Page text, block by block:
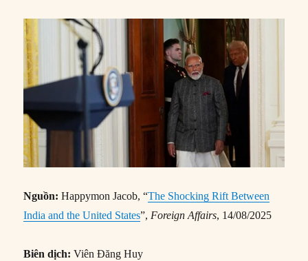
Nguồn:Happymon Jacob, “The Shocking Rift Between
India and the United States”, Foreign Affairs, 14/08/2025
Biên dịch:Viên Đăng Huy